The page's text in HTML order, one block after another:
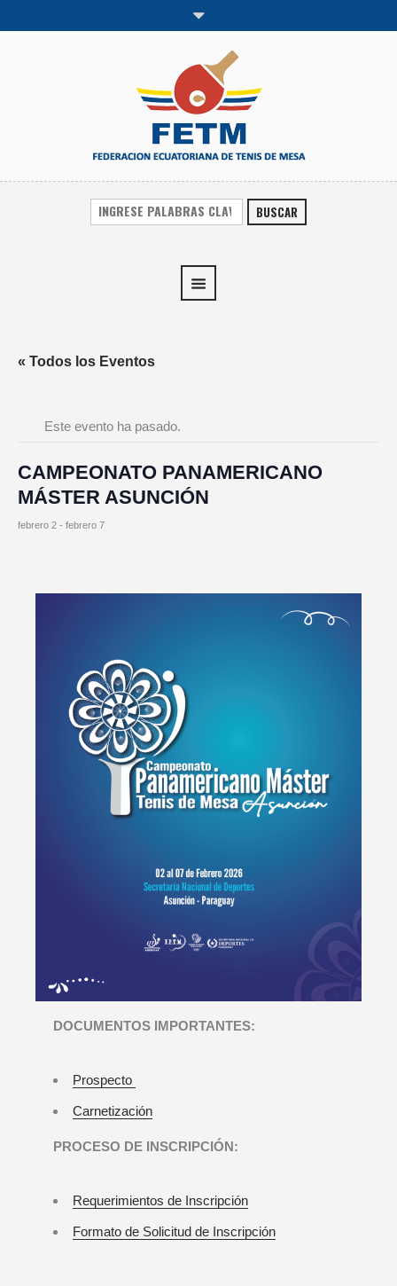
BUSCAR
« Todos los Eventos
Este evento ha pasado.
CAMPEONATO PANAMERICANO
MÁSTER ASUNCIÓN
febrero 2 - febrero 7
DOCUMENTOS IMPORTANTES:
Prospecto
Carnetización
PROCESO DE INSCRIPCIÓN:
Requerimientos de Inscripción
Formato de Solicitud de Inscripción